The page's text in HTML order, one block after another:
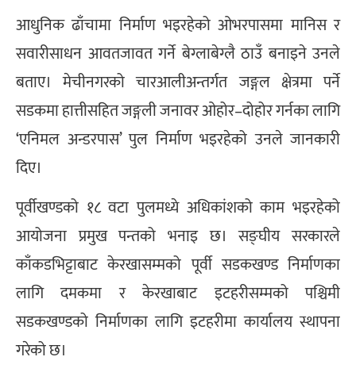
आधुनिक ढाँचामा निर्माण भइरहेको ओभरपासमा मानिस र
सवारीसाधन आवतजावत गर्ने बेग्लाबेग्लै ठाउँ बनाइने उनले
बताए। मेचीनगरको चारआलीअन्तर्गत जङ्गल क्षेत्रमा पर्ने
सडकमा हात्तीसहित जङ्गली जनावर ओहोर–दोहोर गर्नका लागि
‘एनिमल अन्डरपास’ पुल निर्माण भइरहेको उनले जानकारी
दिए।
पूर्वीखण्डको १८ वटा पुलमध्ये अधिकांशको काम भइरहेको
आयोजना प्रमुख पन्तको भनाइ छ। सङ्घीय सरकारले
काँकडभिट्टाबाट केरखासम्मको पूर्वी सडकखण्ड निर्माणका
लागि दमकमा र केरखाबाट इटहरीसम्मको पश्चिमी
सडकखण्डको निर्माणका लागि इटहरीमा कार्यालय स्थापना
गरेको छ।